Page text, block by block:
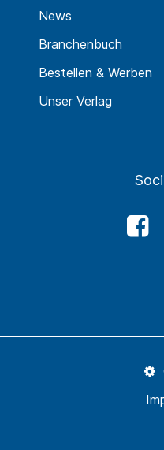
News
Branchenbuch
Bestellen & Werben
Unser Verlag